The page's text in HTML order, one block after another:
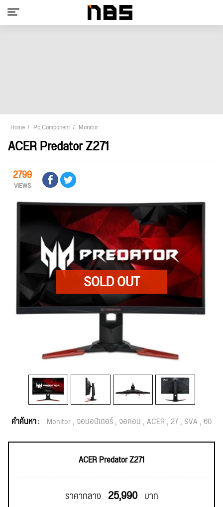
Home Pc Component Monitor
ACER Predator Z271
2799
VIEWS
คำค้นหา : Monitor จอมอนิเตอร์ จอคอม ACER 27 SVA 60
ACER Predator Z271
ราคากลาง 25,990 บาท